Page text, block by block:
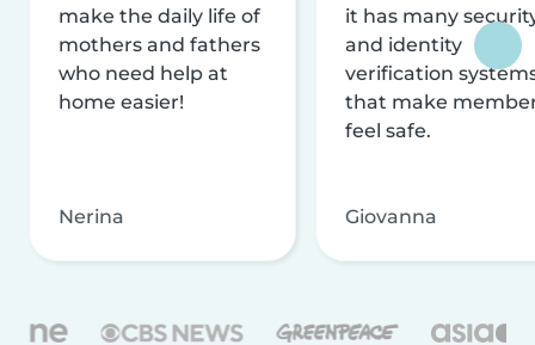
make the daily life of
mothers and fathers
who need help at
home easier!
Nerina
it has many
and identity
verification
that make
feel safe.
Giovanna